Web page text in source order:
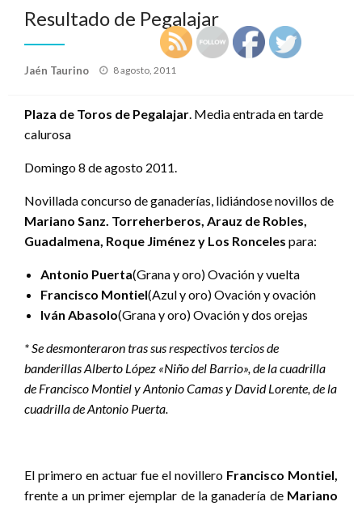
Resultado de Pegalajar
Jaén Taurino
Publicado
8 agosto, 2011
Plaza de Toros de Pegalajar . Media entrada en tarde
calurosa
Domingo 8 de agosto 2011.
Novillada concurso de ganaderías, lidiándose novillos de
Mariano Sanz. Torreherberos, Arauz de Robles,
Guadalmena, Roque Jiménez y Los Ronceles para:
Antonio Puerta(Grana y oro) Ovación y vuelta
Francisco Montiel(Azul y oro) Ovación y ovación
Iván Abasolo(Grana y oro) Ovación y dos orejas
* Se desmonteraron tras sus respectivos tercios de
banderillas Alberto López «Niño del Barrio», de la cuadrilla
de Francisco Montiel y Antonio Camas y David Lorente, de la
cuadrilla de Antonio Puerta.
El primero en actuar fue el novillero Francisco Montiel,
frente a un primer ejemplar de la ganadería de Mariano